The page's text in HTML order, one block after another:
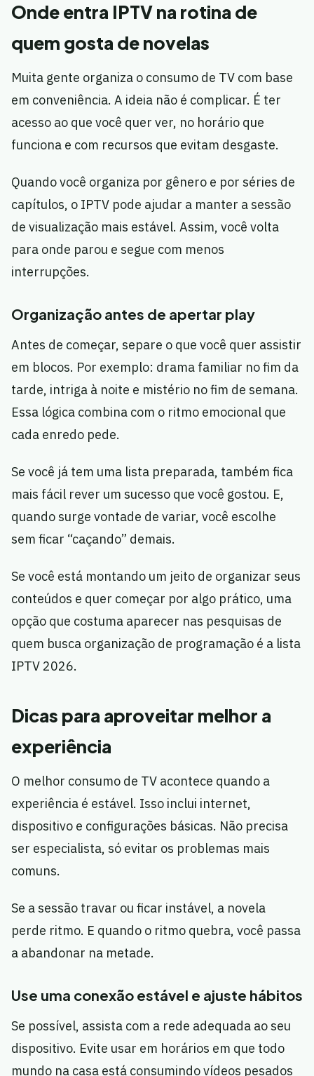
Onde entra IPTV na rotina de
quem gosta de novelas
Muita gente organiza o consumo de TV com base
em conveniência. A ideia não é complicar. É ter
acesso ao que você quer ver, no horário que
funciona e com recursos que evitam desgaste.
Quando você organiza por gênero e por séries de
capítulos, o IPTV pode ajudar a manter a sessão
de visualização mais estável. Assim, você volta
para onde parou e segue com menos
interrupções.
Organização antes de apertar play
Antes de começar, separe o que você quer assistir
em blocos. Por exemplo: drama familiar no fim da
tarde, intriga à noite e mistério no fim de semana.
Essa lógica combina com o ritmo emocional que
cada enredo pede.
Se você já tem uma lista preparada, também fica
mais fácil rever um sucesso que você gostou. E,
quando surge vontade de variar, você escolhe
sem ficar “caçando” demais.
Se você está montando um jeito de organizar seus
conteúdos e quer começar por algo prático, uma
opção que costuma aparecer nas pesquisas de
quem busca organização de programação é a lista
IPTV 2026.
Dicas para aproveitar melhor a
experiência
O melhor consumo de TV acontece quando a
experiência é estável. Isso inclui internet,
dispositivo e configurações básicas. Não precisa
ser especialista, só evitar os problemas mais
comuns.
Se a sessão travar ou ficar instável, a novela
perde ritmo. E quando o ritmo quebra, você passa
a abandonar na metade.
Use uma conexão estável e ajuste hábitos
Se possível, assista com a rede adequada ao seu
dispositivo. Evite usar em horários em que todo
mundo na casa está consumindo vídeos pesados